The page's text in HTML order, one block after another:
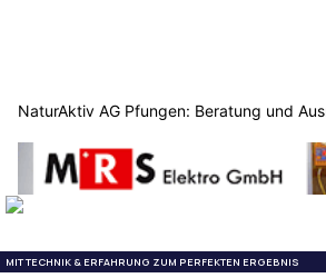
NaturAktiv AG Pfungen: Beratung und